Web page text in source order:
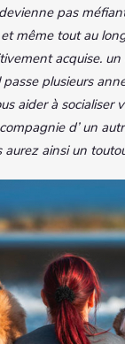
pas
même tout au
acquise.
plusieurs
aider à socialiser
d’ un
aurez ainsi un